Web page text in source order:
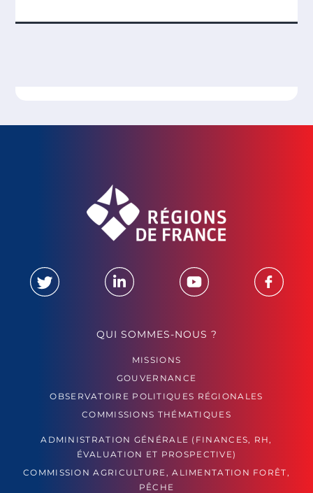
QUI SOMMES-NOUS ?
MISSIONS
GOUVERNANCE
OBSERVATOIRE POLITIQUES RÉGIONALES
COMMISSIONS THÉMATIQUES
ADMINISTRATION GÉNÉRALE (FINANCES, RH,
ÉVALUATION ET PROSPECTIVE)
COMMISSION AGRICULTURE, ALIMENTATION FORÊT,
PÊCHE